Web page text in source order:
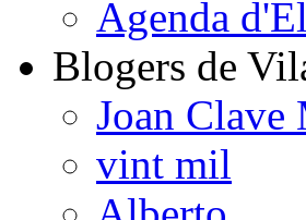
Agenda
Blogers de
Joan Clave
vint mil